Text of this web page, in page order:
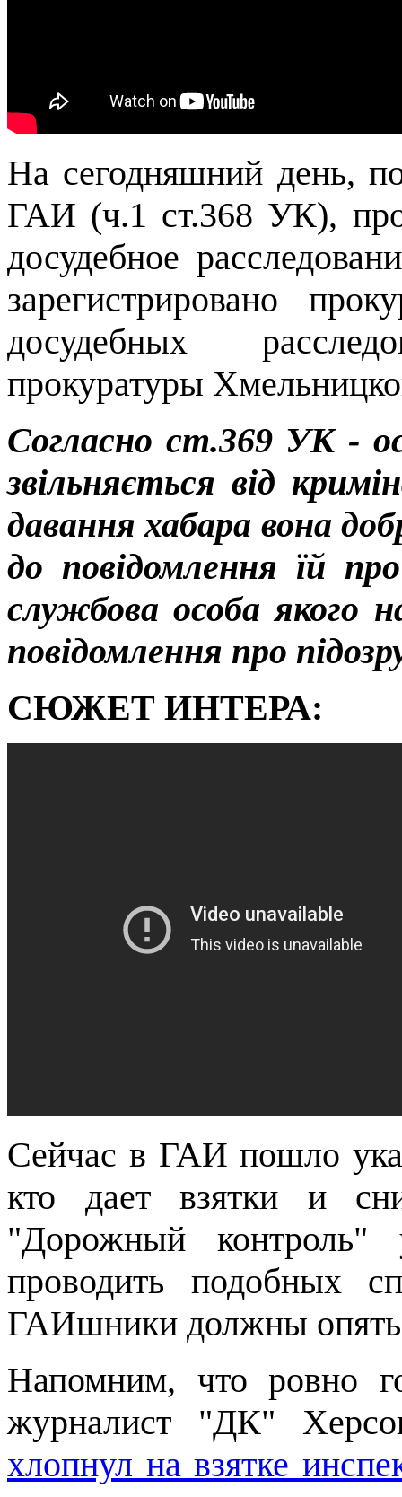
На сегодняшний день,
ГАИ (ч.1 ст.368 УК),
досудебное
зарегистрировано
досудебных
прокуратуры
Согласно ст.369 УК -
звільняється від
давання хабара вона
до повідомлення їй
службова особа якого
повідомлення про
СЮЖЕТ ИНТЕРА:
Сейчас в ГАИ пошло
кто дает взятки и
"Дорожный контроль"
проводить подобных
ГАИшники должны опять
Напомним, что ровно
журналист "ДК"
хлопнул на взятке